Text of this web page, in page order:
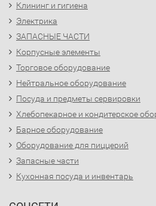
Клининг и гигиена
Электрика
ЗАПАСНЫЕ ЧАСТИ
Корпусные элементы
Торговое оборудование
Нейтральное оборудование
Посуда и предметы сервировки
Хлебопекарное и кондитерское
Барное оборудование
Оборудование для пиццерий
Запасные части
Кухонная посуда и инвентарь